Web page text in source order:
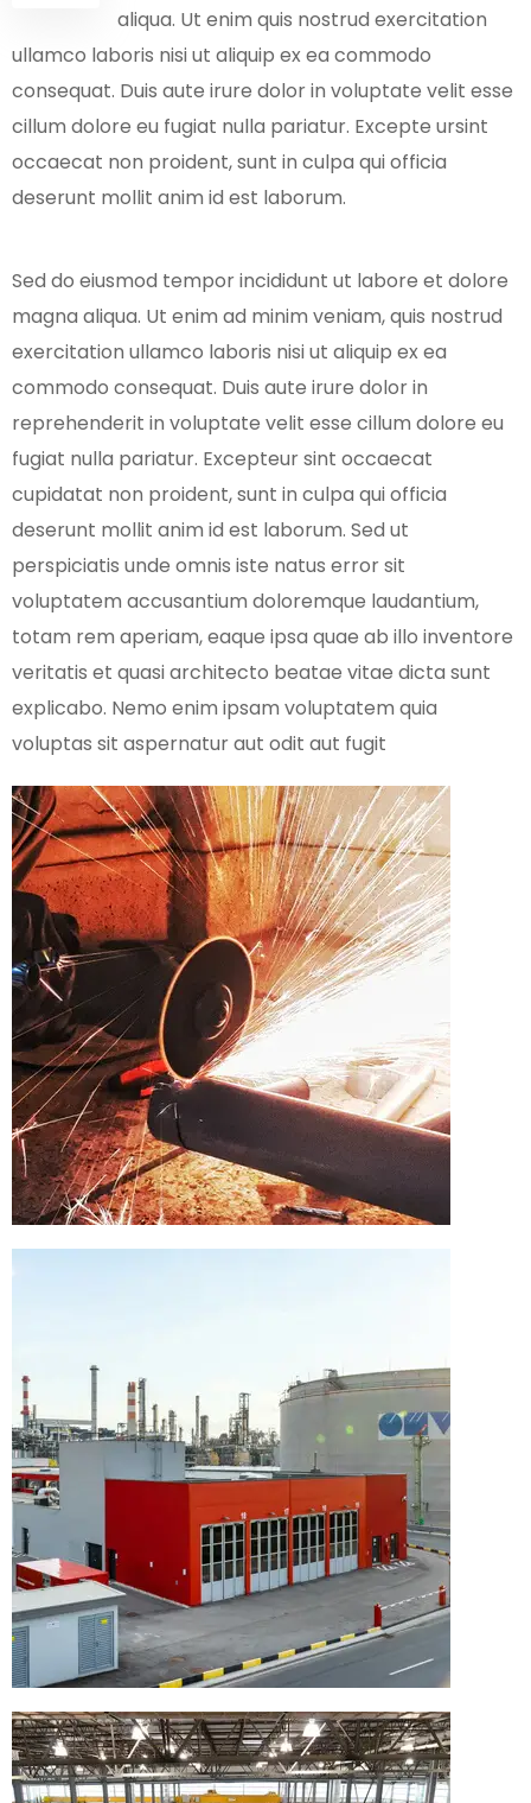
aliqua. Ut enim quis nostrud exercitation
ullamco laboris nisi ut aliquip ex ea commodo
consequat. Duis aute irure dolor in voluptate velit esse
cillum dolore eu fugiat nulla pariatur. Excepte ursint
occaecat non proident, sunt in culpa qui officia
deserunt mollit anim id est laborum.
Sed do eiusmod tempor incididunt ut labore et dolore
magna aliqua. Ut enim ad minim veniam, quis nostrud
exercitation ullamco laboris nisi ut aliquip ex ea
commodo consequat. Duis aute irure dolor in
reprehenderit in voluptate velit esse cillum dolore eu
fugiat nulla pariatur. Excepteur sint occaecat
cupidatat non proident, sunt in culpa qui officia
deserunt mollit anim id est laborum. Sed ut
perspiciatis unde omnis iste natus error sit
voluptatem accusantium doloremque laudantium,
totam rem aperiam, eaque ipsa quae ab illo inventore
veritatis et quasi architecto beatae vitae dicta sunt
explicabo. Nemo enim ipsam voluptatem quia
voluptas sit aspernatur aut odit aut fugit